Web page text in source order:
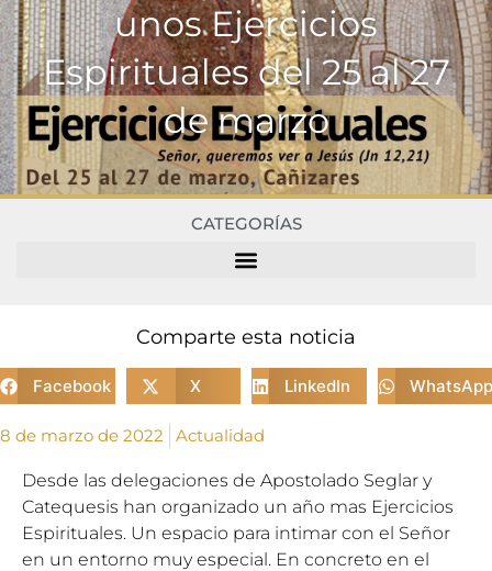
unos Ejercicios
Espirituales del 25 al 27
de marzo
CATEGORÍAS
Comparte esta noticia
Facebook X LinkedIn WhatsApp
8 de marzo de 2022 Actualidad
Desde las delegaciones de Apostolado Seglar y
Catequesis han organizado un año mas Ejercicios
Espirituales. Un espacio para intimar con el Señor
en un entorno muy especial. En concreto en el